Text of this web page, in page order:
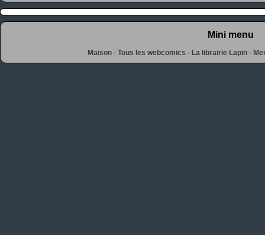
Mini menu
Maison -Tous les webcomics -La librairie Lapin -